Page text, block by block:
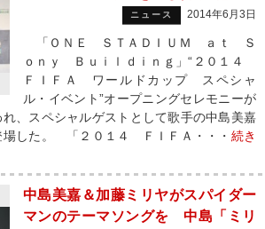
ニュース 2014年6月3日
「ＯＮＥ ＳＴＡＤＩＵＭ ａｔ Ｓ
ｏｎｙ Ｂｕｉｌｄｉｎｇ」“２０１４
ＦＩＦＡ ワールドカップ スペシャ
ル・イベント”オープニングセレモニーが
、スペシャルゲストとして歌手の中島美嘉
場した。 「２０１４ ＦＩＦＡ・・・ 続き
中島美嘉＆加藤ミリヤがスパイダー
マンのテーマソングを 中島「ミリ